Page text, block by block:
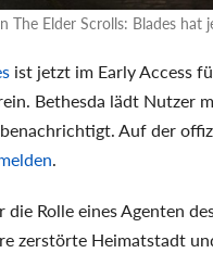
The Elder Scrolls: Blades hat
ist jetzt im Early Access
Bethesda lädt Nutzer
Auf der
.
die Rolle eines Agenten
zerstörte Heimatstadt